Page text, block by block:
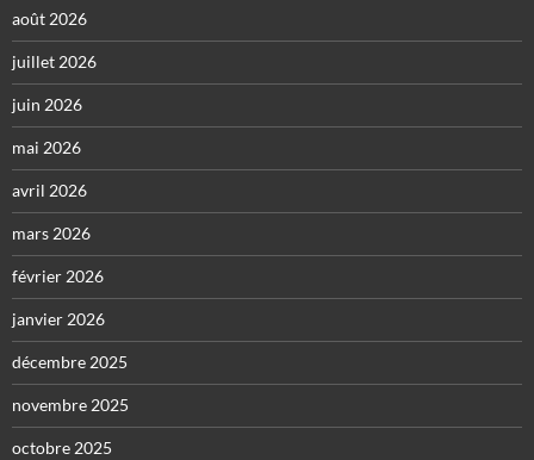
août 2026
juillet 2026
juin 2026
mai 2026
avril 2026
mars 2026
février 2026
janvier 2026
décembre 2025
novembre 2025
octobre 2025